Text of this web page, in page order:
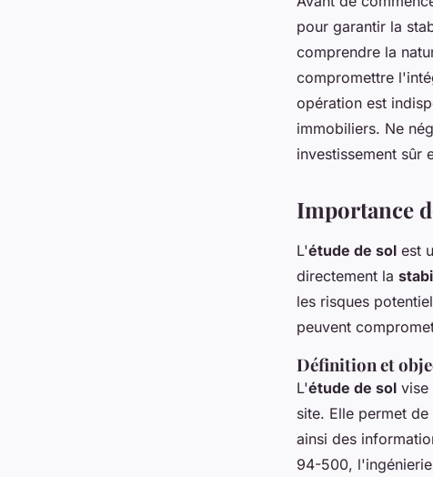
pour garantir la
comprendre la
compromettre
opération est
immobiliers. Ne
investissement sûr
Importance
L'étude de sol est
directement la
les risques
peuvent
Définition et
L'étude de sol vise
site. Elle permet
ainsi des
94-500,